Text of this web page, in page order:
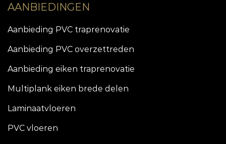
AANBIEDINGEN
Aanbieding PVC traprenovatie
Aanbieding PVC overzettreden
Aanbieding eiken traprenovatie
Multiplank eiken brede delen
Laminaatvloeren
PVC vloeren